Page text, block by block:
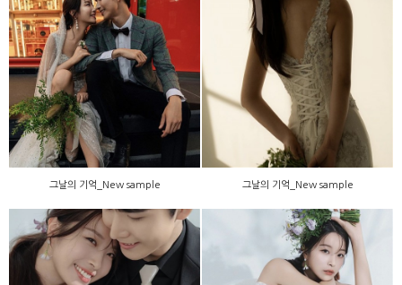
그날의 기억_New sample
그날의 기억_New sample
그날의 기억_New sample
그날의 기억_New sample